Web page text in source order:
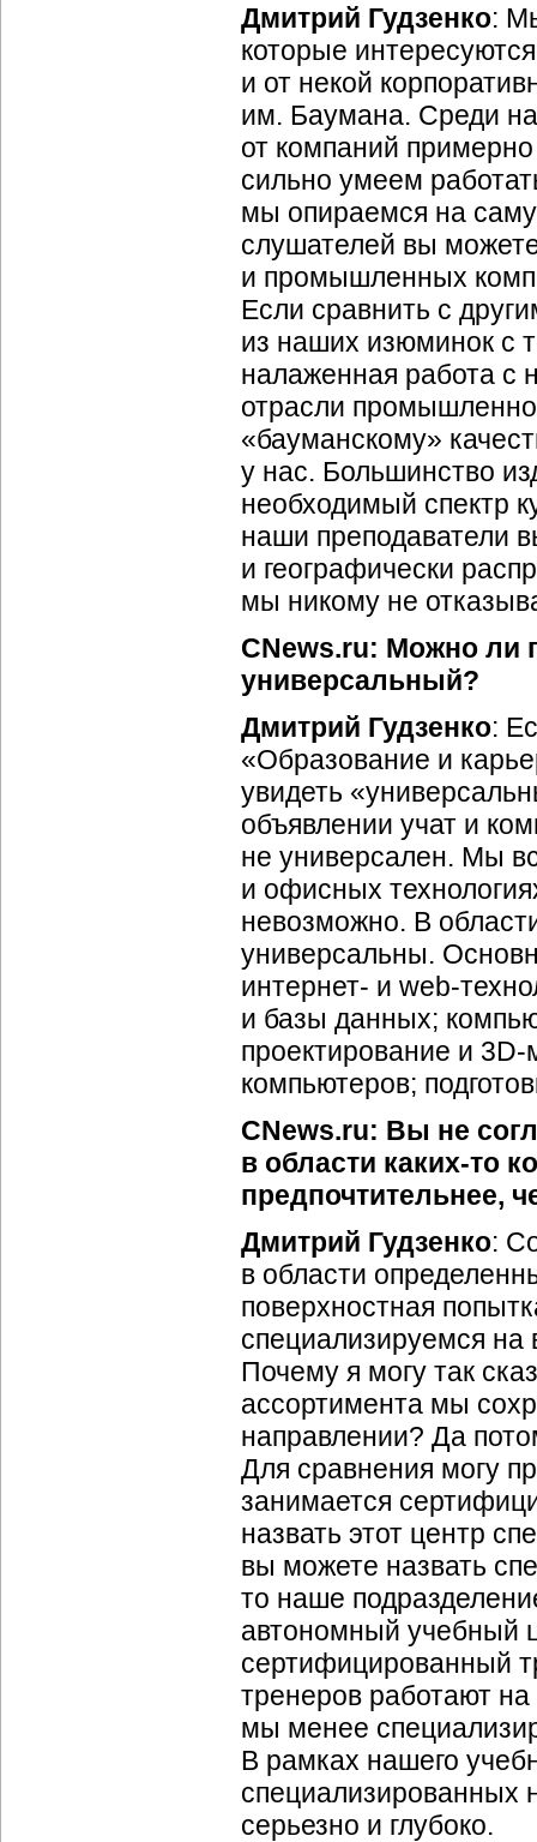
Дмитрий Гудзенко:
которые
и от некой
им. Баумана. Среди
от компаний
сильно умеем
мы опираемся на
слушателей вы
и промышленных
Если сравнить с
из наших изюминок с
налаженная работа с
отрасли
«бауманскому»
у нас. Большинство
необходимый спектр
наши преподаватели
и географически
мы никому не
CNews.ru: Можно ли
универсальный?
Дмитрий Гудзенко:
«Образование и
увидеть
объявлении учат и
не универсален. Мы
и офисных
невозможно. В
универсальны.
интернет- и web-
и базы данных;
проектирование и
компьютеров;
CNews.ru: Вы не
в области каких-то
предпочтительнее,
Дмитрий Гудзенко:
в области
поверхностная
специализируемся на
Почему я могу так
ассортимента мы
направлении? Да
Для сравнения могу
занимается
назвать этот центр
вы можете назвать
то наше
автономный учебный
сертифицированный
тренеров работают на
мы менее
В рамках нашего
специализированных
серьезно и глубоко.